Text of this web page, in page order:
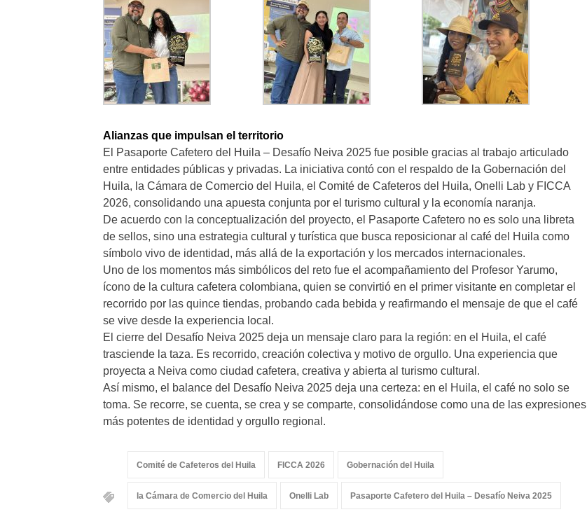
Alianzas que impulsan el territorio
El Pasaporte Cafetero del Huila – Desafío Neiva 2025 fue posible gracias al trabajo articulado
entre entidades públicas y privadas. La iniciativa contó con el respaldo de la Gobernación del
Huila, la Cámara de Comercio del Huila, el Comité de Cafeteros del Huila, Onelli Lab y FICCA
2026, consolidando una apuesta conjunta por el turismo cultural y la economía naranja.
De acuerdo con la conceptualización del proyecto, el Pasaporte Cafetero no es solo una libreta
de sellos, sino una estrategia cultural y turística que busca reposicionar al café del Huila como
símbolo vivo de identidad, más allá de la exportación y los mercados internacionales.
Uno de los momentos más simbólicos del reto fue el acompañamiento del Profesor Yarumo,
ícono de la cultura cafetera colombiana, quien se convirtió en el primer visitante en completar el
recorrido por las quince tiendas, probando cada bebida y reafirmando el mensaje de que el café
se vive desde la experiencia local.
El cierre del Desafío Neiva 2025 deja un mensaje claro para la región: en el Huila, el café
trasciende la taza. Es recorrido, creación colectiva y motivo de orgullo. Una experiencia que
proyecta a Neiva como ciudad cafetera, creativa y abierta al turismo cultural.
Así mismo, el balance del Desafío Neiva 2025 deja una certeza: en el Huila, el café no solo se
toma. Se recorre, se cuenta, se crea y se comparte, consolidándose como una de las expresiones
más potentes de identidad y orgullo regional.
Comité de Cafeteros del Huila FICCA 2026 Gobernación del Huila
la Cámara de Comercio del Huila Onelli Lab Pasaporte Cafetero del Huila – Desafío Neiva 2025